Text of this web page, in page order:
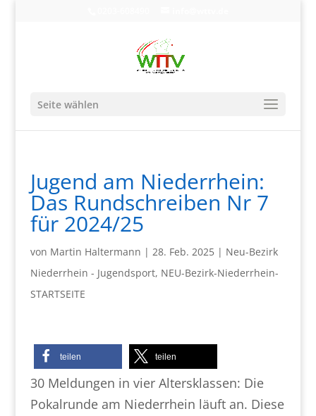
Seite wählen
Jugend am Niederrhein:
Das Rundschreiben Nr 7
für 2024/25
von Martin Haltermann | 28. Feb. 2025| Neu-Bezirk
Niederrhein - Jugendsport, NEU-Bezirk-Niederrhein-
STARTSEITE
teilen teilen
30 Meldungen in vier Altersklassen: Die
Pokalrunde am Niederrhein läuft an. Diese